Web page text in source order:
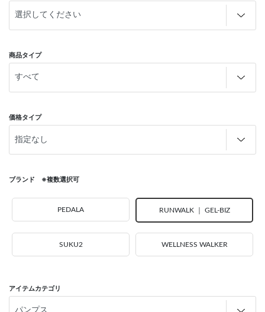
商品タイプ
価格タイプ
ブランド ※複数選択可
PEDALA RUNWALK ｜ GEL-BIZ
SUKU2 WELLNESS WALKER
アイテムカテゴリ